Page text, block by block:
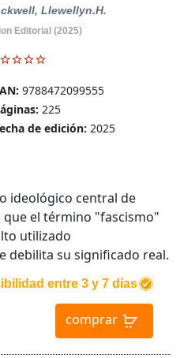
Llewellyn.H.
Editorial (2025)
9788472099555
225
de edición: 2025
entre 3 y 7 días
comprar
ideológico central de
el término "fascismo"
utilizado
debilita su significado real.